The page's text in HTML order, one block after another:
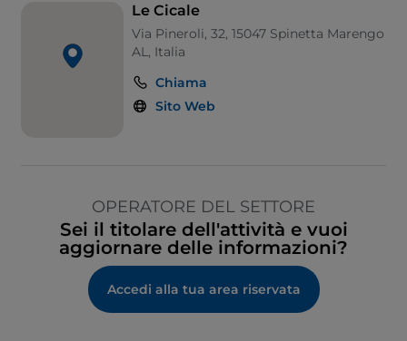
Le Cicale
Via Pineroli, 32, 15047 Spinetta Marengo
AL, Italia
Chiama
Sito Web
OPERATORE DEL SETTORE
Sei il titolare dell'attività e vuoi
aggiornare delle informazioni?
Accedi alla tua area riservata